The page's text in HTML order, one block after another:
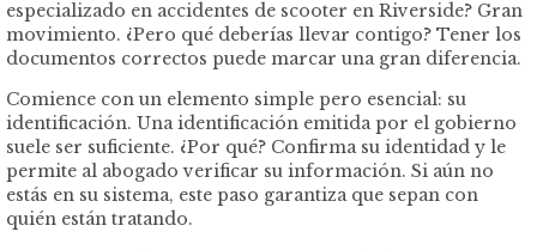
especializado en accidentes de scooter en Riverside? Gran
movimiento. ¿Pero qué deberías llevar contigo? Tener los
documentos correctos puede marcar una gran diferencia.
Comience con un elemento simple pero esencial: su
identificación. Una identificación emitida por el gobierno
suele ser suficiente. ¿Por qué? Confirma su identidad y le
permite al abogado verificar su información. Si aún no
estás en su sistema, este paso garantiza que sepan con
quién están tratando.